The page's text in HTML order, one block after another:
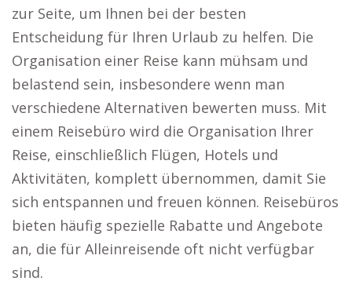
zur Seite, um Ihnen bei der besten
Entscheidung für Ihren Urlaub zu helfen. Die
Organisation einer Reise kann mühsam und
belastend sein, insbesondere wenn man
verschiedene Alternativen bewerten muss. Mit
einem Reisebüro wird die Organisation Ihrer
Reise, einschließlich Flügen, Hotels und
Aktivitäten, komplett übernommen, damit Sie
sich entspannen und freuen können. Reisebüros
bieten häufig spezielle Rabatte und Angebote
an, die für Alleinreisende oft nicht verfügbar
sind.